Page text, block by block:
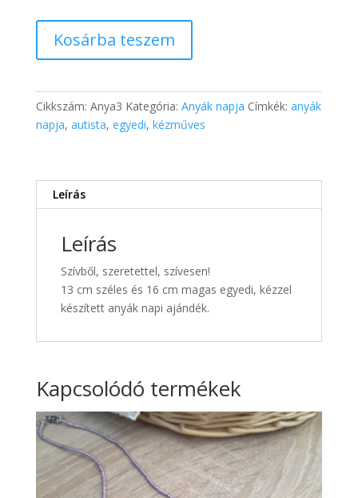
Kosárba teszem
Cikkszám: Anya3 Kategória: Anyák napja Címkék: anyák
napja, autista, egyedi, kézműves
Leírás
Leírás
Szívből, szeretettel, szívesen!
13 cm széles és 16 cm magas egyedi, kézzel
készített anyák napi ajándék.
Kapcsolódó termékek